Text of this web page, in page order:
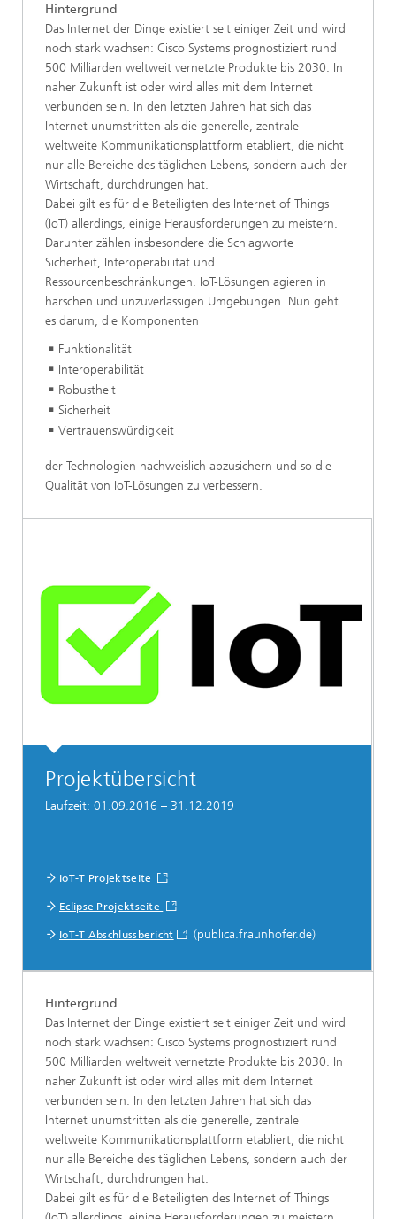
Hintergrund
Das Internet der Dinge existiert seit einiger Zeit und wird
noch stark wachsen: Cisco Systems prognostiziert rund
500 Milliarden weltweit vernetzte Produkte bis 2030. In
naher Zukunft ist oder wird alles mit dem Internet
verbunden sein. In den letzten Jahren hat sich das
Internet unumstritten als die generelle, zentrale
weltweite Kommunikationsplattform etabliert, die nicht
nur alle Bereiche des täglichen Lebens, sondern auch der
Wirtschaft, durchdrungen hat.
Dabei gilt es für die Beteiligten des Internet of Things
(IoT) allerdings, einige Herausforderungen zu meistern.
Darunter zählen insbesondere die Schlagworte
Sicherheit, Interoperabilität und
Ressourcenbeschränkungen. IoT-Lösungen agieren in
harschen und unzuverlässigen Umgebungen. Nun geht
es darum, die Komponenten
Funktionalität
Interoperabilität
Robustheit
Sicherheit
Vertrauenswürdigkeit
der Technologien nachweislich abzusichern und so die
Qualität von IoT-Lösungen zu verbessern.
Projektübersicht
Laufzeit: 01.09.2016 – 31.12.2019
IoT-T Projektseite
Eclipse Projektseite
IoT-T Abschlussbericht (publica.fraunhofer.de)
Hintergrund
Das Internet der Dinge existiert seit einiger Zeit und wird
noch stark wachsen: Cisco Systems prognostiziert rund
500 Milliarden weltweit vernetzte Produkte bis 2030. In
naher Zukunft ist oder wird alles mit dem Internet
verbunden sein. In den letzten Jahren hat sich das
Internet unumstritten als die generelle, zentrale
weltweite Kommunikationsplattform etabliert, die nicht
nur alle Bereiche des täglichen Lebens, sondern auch der
Wirtschaft, durchdrungen hat.
Dabei gilt es für die Beteiligten des Internet of Things